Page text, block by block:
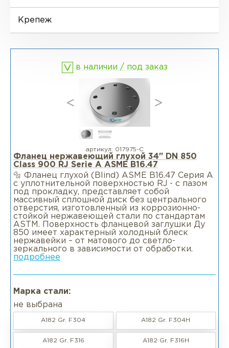
Отводы EN 10253-4
Отводы MSS SP-75
Переходы DIN 2616-1
Переходы DIN 2616-2
Ниппели
Втулки
Крепеж
в наличии / под заказ
артикул: 017975-С
Фланец нержавеющий глухой 34" DN 850
Class 900 RJ Serie А ASME B16.47
🔩 Фланец глухой (Blind) ASME B16.47 Серия A
с уплотнительной поверхностью RJ - с пазом
под прокладку, представляет собой
массивный сплошной диск без центрального
отверстия, изготовленный из коррозионно-
стойкой нержавеющей стали по стандартам
ASTM. Поверхность фланцевой заглушки Ду
850 имеет характерный холодный блеск
нержавейки – от матового до светло-
зеркального в зависимости от обработки.
подробнее
Марка стали:
не выбрана
A182 Gr. F304 A182 Gr. F304H
A182 Gr. F316 A182 Gr. F316H